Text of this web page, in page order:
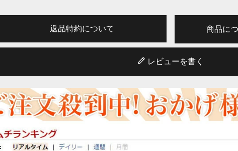
返品特約について 商品に
レビューを書く